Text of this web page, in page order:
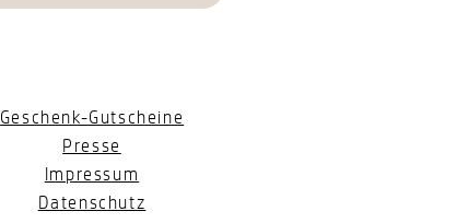
Geschenk-Gutscheine
Presse
Impressum
Datenschutz